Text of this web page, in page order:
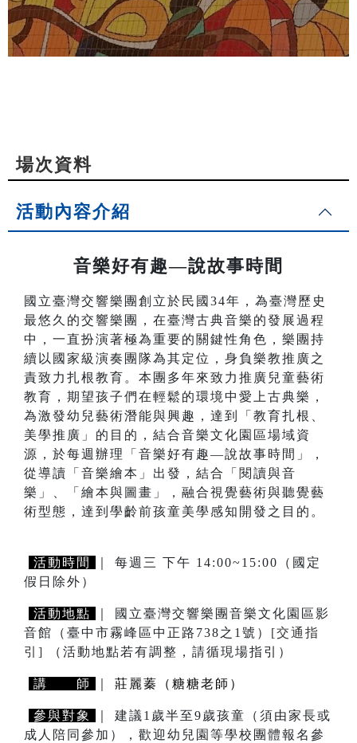
場次資料
活動內容介紹
音樂好有趣—說故事時間
國立臺灣交響樂團創立於民國34年，為臺灣歷史
最悠久的交響樂團，在臺灣古典音樂的發展過程
中，一直扮演著極為重要的關鍵性角色，樂團持
續以國家級演奏團隊為其定位，身負樂教推廣之
責致力扎根教育。本團多年來致力推廣兒童藝術
教育，期望孩子們在輕鬆的環境中愛上古典樂，
為激發幼兒藝術潛能與興趣，達到「教育扎根、
美學推廣」的目的，結合音樂文化園區場域資
源，於每週辦理「音樂好有趣—說故事時間」，
從導讀「音樂繪本」出發，結合「閱讀與音
樂」、「繪本與圖畫」，融合視覺藝術與聽覺藝
術型態，達到學齡前孩童美學感知開發之目的。
活動時間
｜ 每週三 下午 14:00~15:00（國定
假日除外）
活動地點
｜ 國立臺灣交響樂團音樂文化園區影
音館（臺中市霧峰區中正路738之1號） [交通指
引]
（活動地點若有調整，請循現場指引）
講 師 莊麗蓁（糖糖老師）
參與對象
｜ 建議1歲半至9歲孩童（須由家長或
成人陪同參加），歡迎幼兒園等學校團體報名參